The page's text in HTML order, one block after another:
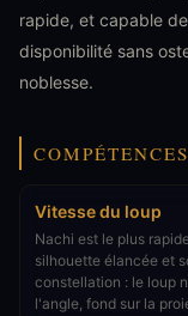
rapide, et capable
disponibilité sans
noblesse.
Vitesse du loup
Nachi est le plus
silhouette élancée et
constellation : le loup
l'angle, fond sur la